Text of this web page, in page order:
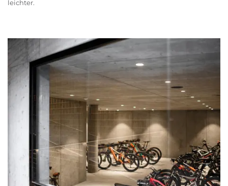
leichter.